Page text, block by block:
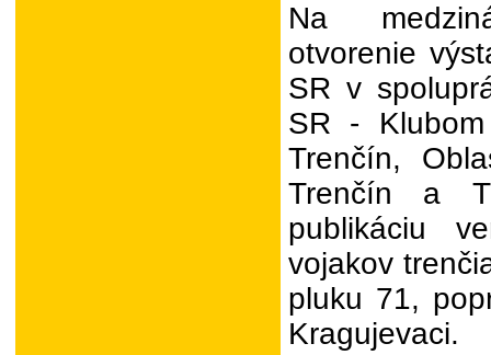
Na
otvorenie
SR v
SR - Klubom
Trenčín,
Trenčín a
publikáciu
vojakov
pluku 71,
Kragujevaci.